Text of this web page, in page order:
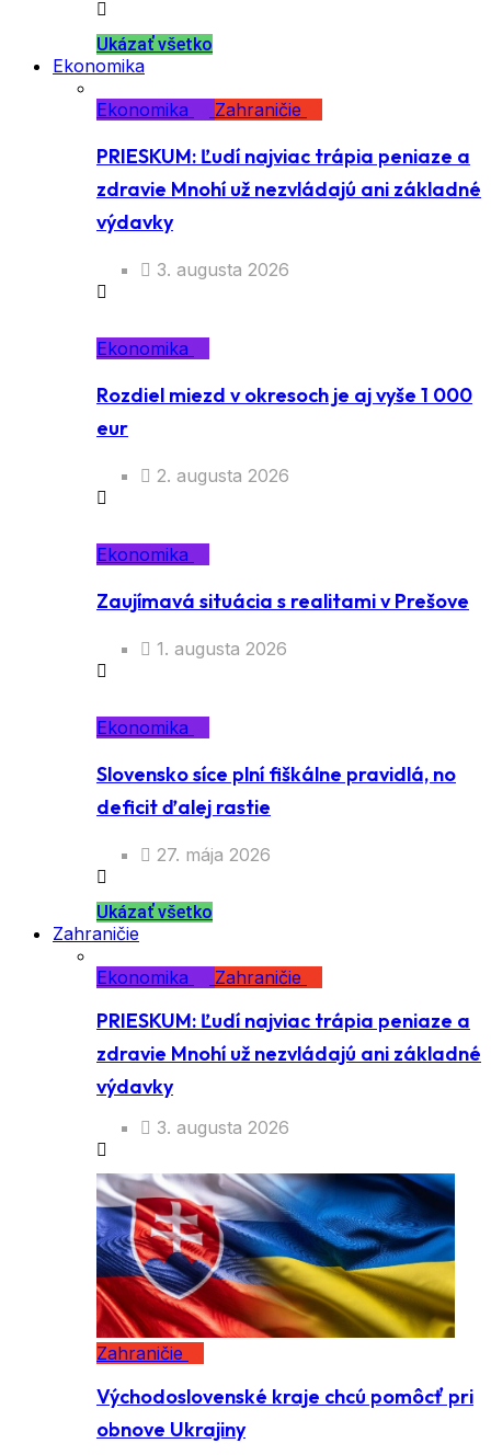
Ukázať všetko
Ekonomika
Ekonomika
Zahraničie
PRIESKUM: Ľudí najviac trápia peniaze a
zdravie Mnohí už nezvládajú ani základné
výdavky
3. augusta 2026
Ekonomika
Rozdiel miezd v okresoch je aj vyše 1 000
eur
2. augusta 2026
Ekonomika
Zaujímavá situácia s realitami v Prešove
1. augusta 2026
Ekonomika
Slovensko síce plní fiškálne pravidlá, no
deficit ďalej rastie
27. mája 2026
Ukázať všetko
Zahraničie
Ekonomika
Zahraničie
PRIESKUM: Ľudí najviac trápia peniaze a
zdravie Mnohí už nezvládajú ani základné
výdavky
3. augusta 2026
Zahraničie
Východoslovenské kraje chcú pomôcť pri
obnove Ukrajiny